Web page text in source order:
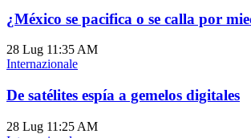
¿México se pacifica o se calla por
28 Lug 11:35 AM
Internazionale
De satélites espía a gemelos digitales
28 Lug 11:25 AM